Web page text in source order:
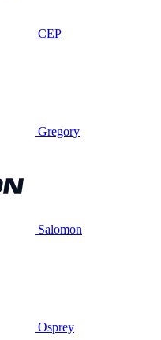
CEP
Gregory
Salomon
Osprey